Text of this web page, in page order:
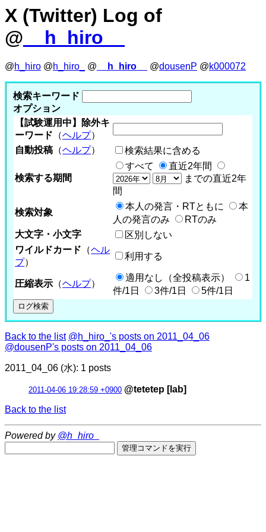
X (Twitter) Log of
@ __h_hiro__
@h_hiro @h_hiro_ @ __h_hiro__ @dousenP @k000072
検索キーワード
オプション
【試験運用中】除外キ
ーワード （ヘルプ）
自動投稿 （ヘルプ） 検索結果に含める
検索する期間
すべて
直近2年間
までの直近2年
間
検索対象
本人の発言・RTともに
本
人の発言のみ
RTのみ
大文字・小文字
区別しない
ワイルドカード （ヘル
プ）
利用する
圧縮表示 （ヘルプ）
適用なし（全投稿表示）
1
件/1日
3件/1日 5件/1日
Back to the list @h_hiro_'s posts on 2011_04_06
@dousenP's posts on 2011_04_06
2011_04_06 (水): 1 posts
2011-04-06 19:28:59 +0900 @tetetep [lab]
Back to the list
Powered by @h_hiro_